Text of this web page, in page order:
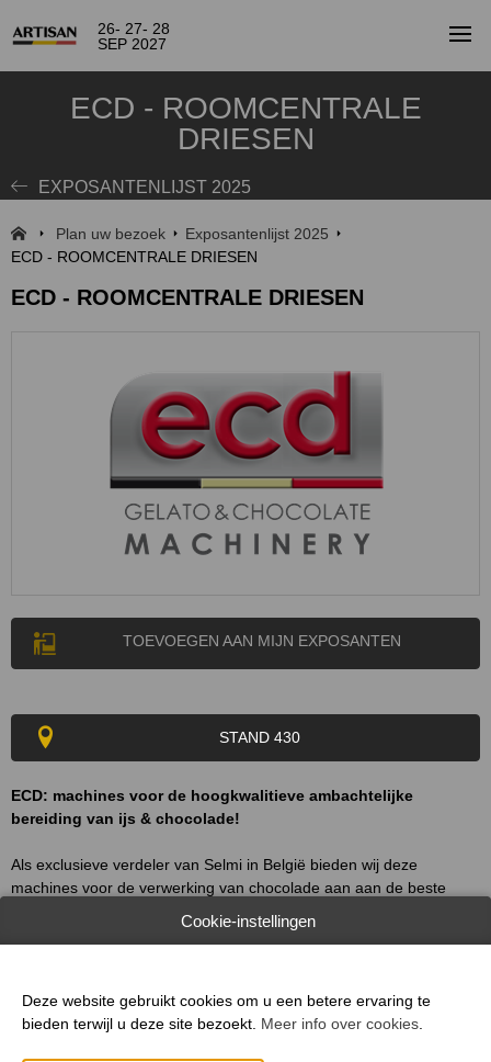
26- 27- 28
SEP 2027
ECD - ROOMCENTRALE
DRIESEN
EXPOSANTENLIJST 2025
Plan uw bezoek
Exposantenlijst 2025
ECD - ROOMCENTRALE DRIESEN
ECD - ROOMCENTRALE DRIESEN
TOEVOEGEN AAN MIJN EXPOSANTEN
STAND 430
ECD: machines voor de hoogkwalitieve ambachtelijke
bereiding van ijs & chocolade!
Als exclusieve verdeler van Selmi in België bieden wij deze
machines voor de verwerking van chocolade aan aan de beste
onderhoud uit te voeren. Verder verdelen wij ook machines van het
Op onze stand ontdek je de nieuwe Selmi extruder & Tuttuno ice
Cookie-instellingen
Deze website gebruikt cookies om u een betere ervaring te
bieden terwijl u deze site bezoekt. Meer info over cookies